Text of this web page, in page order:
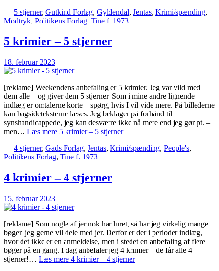
— 5 stjerner, Gutkind Forlag, Gyldendal, Jentas, Krimi/spænding,
Modtryk, Politikens Forlag, Tine f. 1973 —
5 krimier – 5 stjerner
18. februar 2023
[reklame] Weekendens anbefaling er 5 krimier. Jeg var vild med
dem alle – og giver dem 5 stjerner. Som i mine andre lignende
indlæg er omtalerne korte – spørg, hvis I vil vide mere. På billederne
kan bagsideteksterne læses. Jeg beklager på forhånd til
synshandicappede, jeg kan desværre ikke nå mere end jeg gør pt. –
men… Læs mere 5 krimier – 5 stjerner
— 4 stjerner, Gads Forlag, Jentas, Krimi/spænding, People's,
Politikens Forlag, Tine f. 1973 —
4 krimier – 4 stjerner
15. februar 2023
[reklame] Som nogle af jer nok har luret, så har jeg virkelig mange
bøger, jeg gerne vil dele med jer. Derfor er der i perioder indlæg,
hvor det ikke er en anmeldelse, men i stedet en anbefaling af flere
bøger på en gang. I dag anbefaler jeg 4 krimier – de får alle 4
stjerner!… Læs mere 4 krimier – 4 stjerner